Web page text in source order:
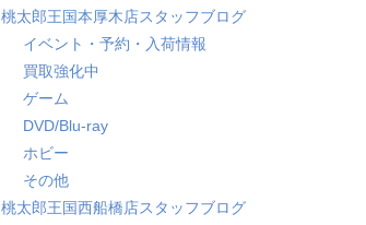
桃太郎王国本厚木店スタッフブログ
イベント・予約・入荷情報
買取強化中
ゲーム
DVD/Blu-ray
ホビー
その他
桃太郎王国西船橋店スタッフブログ